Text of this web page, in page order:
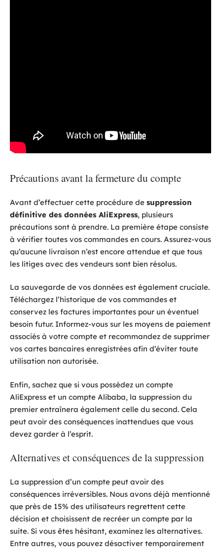
Précautions avant la fermeture du compte
Avant d’effectuer cette procédure de suppression
définitive des données AliExpress, plusieurs
précautions sont à prendre. La première étape consiste
à vérifier toutes vos commandes en cours. Assurez-vous
qu’aucune livraison n’est encore attendue et que tous
les litiges avec des vendeurs sont bien résolus.
La sauvegarde de vos données est également cruciale.
Téléchargez l’historique de vos commandes et
conservez les factures importantes pour un éventuel
besoin futur. Informez-vous sur les moyens de paiement
associés à votre compte et recommandez de supprimer
vos cartes bancaires enregistrées afin d’éviter toute
utilisation non autorisée.
Enfin, sachez que si vous possédez un compte
AliExpress et un compte Alibaba, la suppression du
premier entraînera également celle du second. Cela
peut avoir des conséquences inattendues que vous
devez garder à l’esprit.
Alternatives et conséquences de la suppression
La suppression d’un compte peut avoir des
conséquences irréversibles. Nous avons déjà mentionné
que près de 15% des utilisateurs regrettent cette
décision et choisissent de recréer un compte par la
suite. Si vous êtes hésitant, examinez les alternatives.
Entre autres, vous pouvez désactiver temporairement